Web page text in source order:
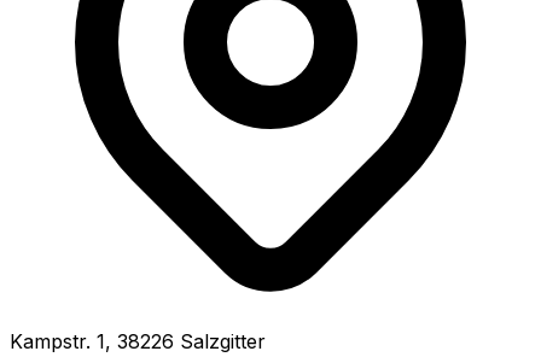
Kampstr. 1, 38226 Salzgitter